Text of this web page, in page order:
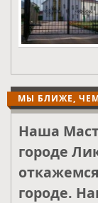
МЫ БЛИЖЕ,
Наша
городе
городе.